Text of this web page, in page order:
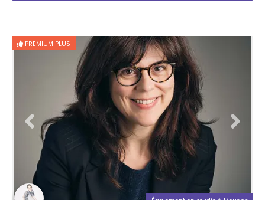
PREMIUM PLUS